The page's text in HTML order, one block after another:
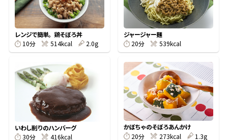
楽チン鍋®
めんつゆレシピ
割烹白だしレシピ
レシピ特設サイト
割烹白だしレシピ特集
レンジで簡単。鶏そぼろ丼
10分
514kcal 2.0g
ジャージャー麺
20分
539kcal
いわし削りのハンバーグ
30分
416kcal
かぼちゃのそぼろあんかけ
20分
273kcal 1.3g